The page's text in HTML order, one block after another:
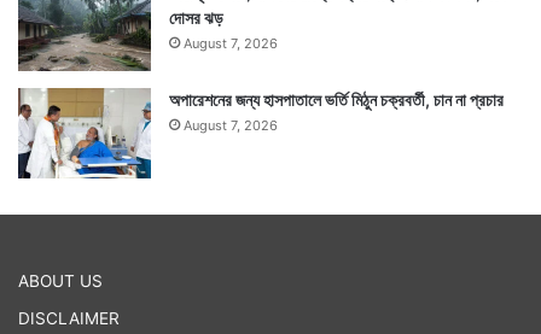
দোসর ঝড়
August 7, 2026
অপারেশনের জন্য হাসপাতালে ভর্তি মিঠুন চক্রবর্তী, চান না প্রচার
August 7, 2026
ABOUT US
DISCLAIMER